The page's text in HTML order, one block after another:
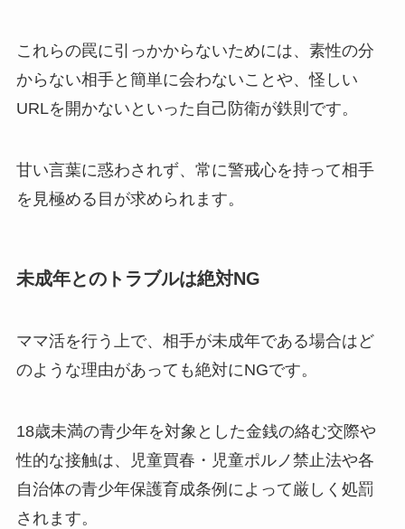
これらの罠に引っかからないためには、素性の分
からない相手と簡単に会わないことや、怪しい
URLを開かないといった自己防衛が鉄則です。
甘い言葉に惑わされず、常に警戒心を持って相手
を見極める目が求められます。
未成年とのトラブルは絶対NG
ママ活を行う上で、相手が未成年である場合はど
のような理由があっても絶対にNGです。
18歳未満の青少年を対象とした金銭の絡む交際や
性的な接触は、児童買春・児童ポルノ禁止法や各
自治体の青少年保護育成条例によって厳しく処罰
されます。